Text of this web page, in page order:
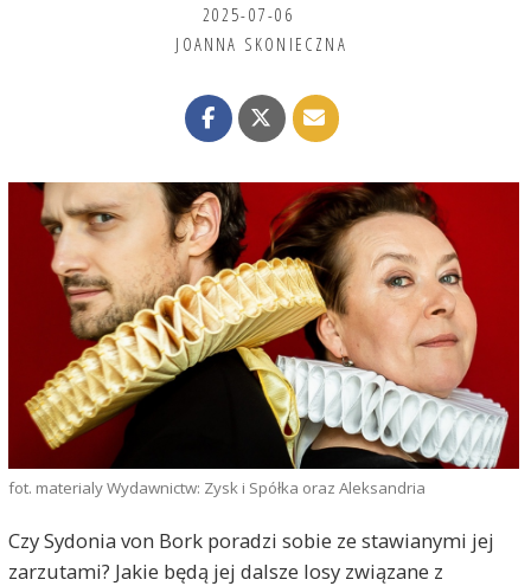
2025-07-06
JOANNA SKONIECZNA
fot. materialy Wydawnictw: Zysk i Spółka oraz Aleksandria
Czy Sydonia von Bork poradzi sobie ze stawianymi jej
zarzutami? Jakie będą jej dalsze losy związane z